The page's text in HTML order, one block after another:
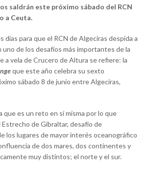
saldrán este próximo sábado del RCN
a Ceuta.
días para que el RCN de Algeciras despida a
de los desafíos más importantes de la
a vela de Crucero de Altura se refiere: la
que este año celebra su sexto
sábado 8 de junio entre Algeciras,
que es un reto en sí misma por lo que
de Gibraltar, desafío de
los lugares de mayor interés oceanográfico
de dos mares, dos continentes y
muy distintos; el norte y el sur.